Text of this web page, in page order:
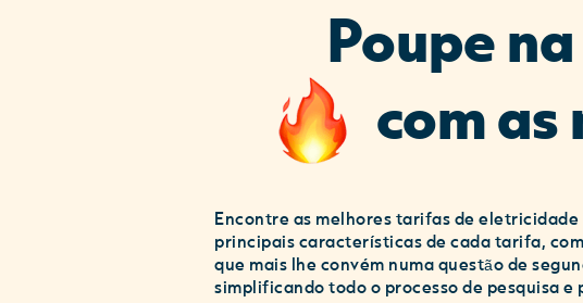
Poupe
com as
Encontre as melhores tarifas de
principais características de cada tarifa,
que mais lhe convém numa questão de
simplificando todo o processo de pesquisa